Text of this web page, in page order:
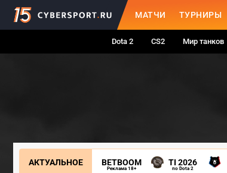
МАТЧИ ТУРНИРЫ
Dota 2 CS2 Мир танков
АКТУАЛЬНОЕ BETBOOM
Реклама 18+
TI 2026
по Dota 2